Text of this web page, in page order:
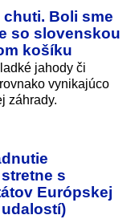
Boli sme
so slovenskou
košíku
jahody či
vynikajúco
záhrady.
s
Európskej